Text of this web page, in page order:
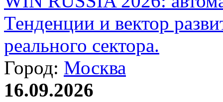
Тенденции и вектор
реального сектора.
Город: Москва
16.09.2026